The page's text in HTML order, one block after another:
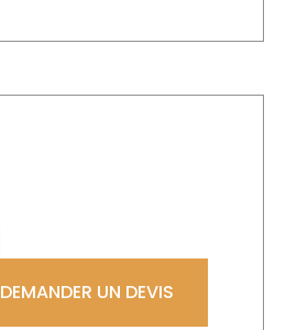
DEMANDER UN DEVIS